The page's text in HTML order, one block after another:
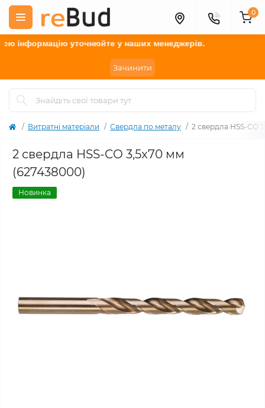
інформацію уточнюйтеу наших менеджерів.
Зачинити
0
Витратні матеріали Свердла по металу 2 свердла HSS-CO
2 свердла HSS-CO 3,5x70 мм
(627438000)
Новинка